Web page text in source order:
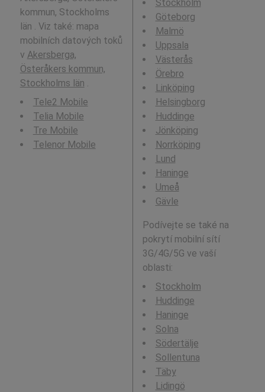
kommun, Stockholms
län . Viz také: mapa
mobilních datových toků
v Akersberga,
Österåkers kommun,
Stockholms län
Tele2 Mobile
Telia Mobile
Tre Mobile
Telenor Mobile
Stockholm
Göteborg
Malmö
Uppsala
Västerås
Örebro
Linköping
Helsingborg
Huddinge
Jönköping
Norrköping
Lund
Haninge
Umeå
Gävle
Podívejte se také na
pokrytí mobilní sítí
3G/4G/5G ve vaší
oblasti:
Stockholm
Huddinge
Haninge
Solna
Södertälje
Sollentuna
Täby
Lidingö